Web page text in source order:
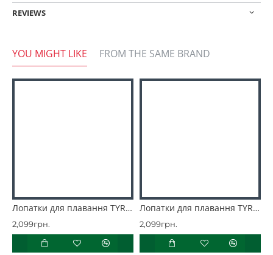
REVIEWS
YOU MIGHT LIKE FROM THE SAME BRAND
Лопатки для плавання TYR Catalyst Stroke Training Paddles
2,099грн.
Лопатки для плавання TYR Catalyst Stroke Training Paddles
2,099грн.